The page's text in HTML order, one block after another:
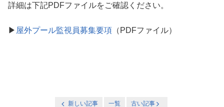
詳細は下記PDFファイルをご確認ください。
▶ 屋外プール監視員募集要項（PDFファイル）
新しい記事 一覧 古い記事